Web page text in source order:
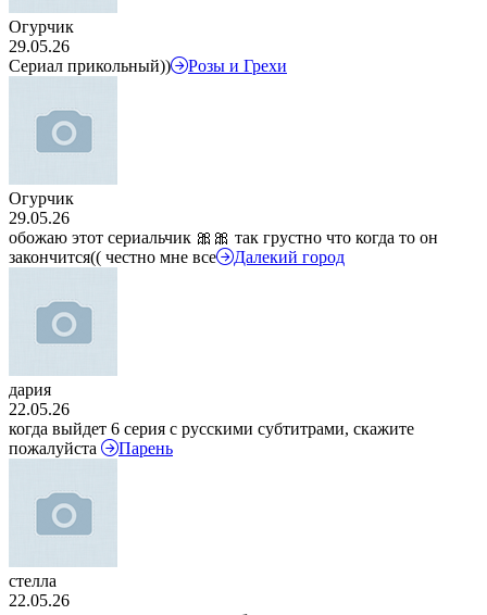
Огурчик
29.05.26
Сериал прикольный))
Розы и Грехи
Огурчик
29.05.26
обожаю этот сериальчик 🎀🎀 так грустно что когда то он
закончится(( честно мне все
Далекий город
дария
22.05.26
когда выйдет 6 серия с русскими субтитрами, скажите
пожалуйста
Парень
стелла
22.05.26